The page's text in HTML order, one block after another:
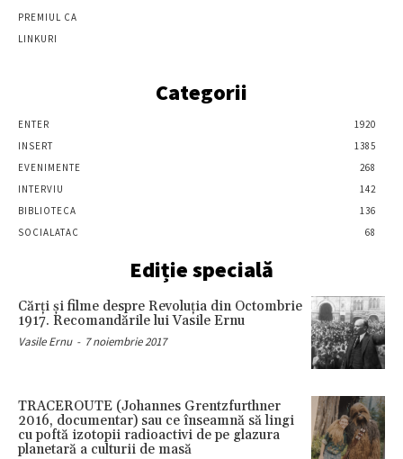
PREMIUL CA
LINKURI
Categorii
ENTER
1920
INSERT
1385
EVENIMENTE
268
INTERVIU
142
BIBLIOTECA
136
SOCIALATAC
68
Ediție specială
Cărţi şi filme despre Revoluţia din Octombrie
1917. Recomandările lui Vasile Ernu
Vasile Ernu - 7 noiembrie 2017
TRACEROUTE (Johannes Grentzfurthner
2016, documentar) sau ce înseamnă să lingi
cu poftă izotopii radioactivi de pe glazura
planetară a culturii de masă